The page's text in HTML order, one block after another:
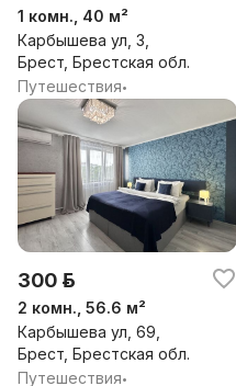
1 комн., 40 м²
Карбышева ул, 3,
Брест, Брестская обл.
Путешествия•
300 р.
2 комн., 56.6 м²
Карбышева ул, 69,
Брест, Брестская обл.
Путешествия•